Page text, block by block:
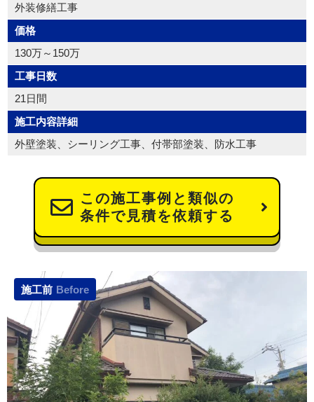
外装修繕工事
価格
130万～150万
工事日数
21日間
施工内容詳細
外壁塗装、シーリング工事、付帯部塗装、防水工事
この施工事例と類似の
条件で見積を依頼する
施工前 Before